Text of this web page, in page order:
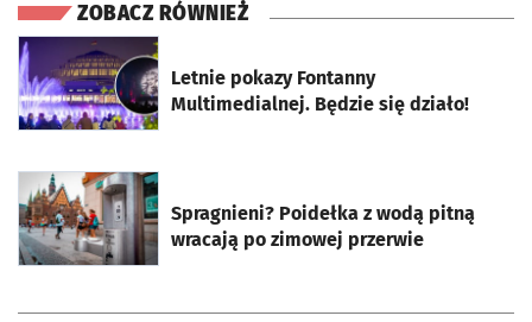
ZOBACZ RÓWNIEŻ
Letnie pokazy Fontanny
Multimedialnej. Będzie się działo!
otworzy się w nowej karcie
Spragnieni? Poidełka z wodą pitną
wracają po zimowej przerwie
otworzy się w nowej karcie